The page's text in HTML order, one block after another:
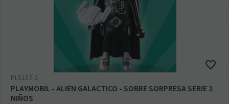
PL5157-2
PLAYMOBIL - ALIEN GALACTICO - SOBRE SORPRESA SERIE 2
NIÑOS